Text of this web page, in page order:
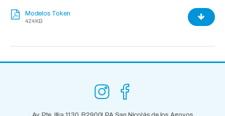
Modelos Token
424 KB